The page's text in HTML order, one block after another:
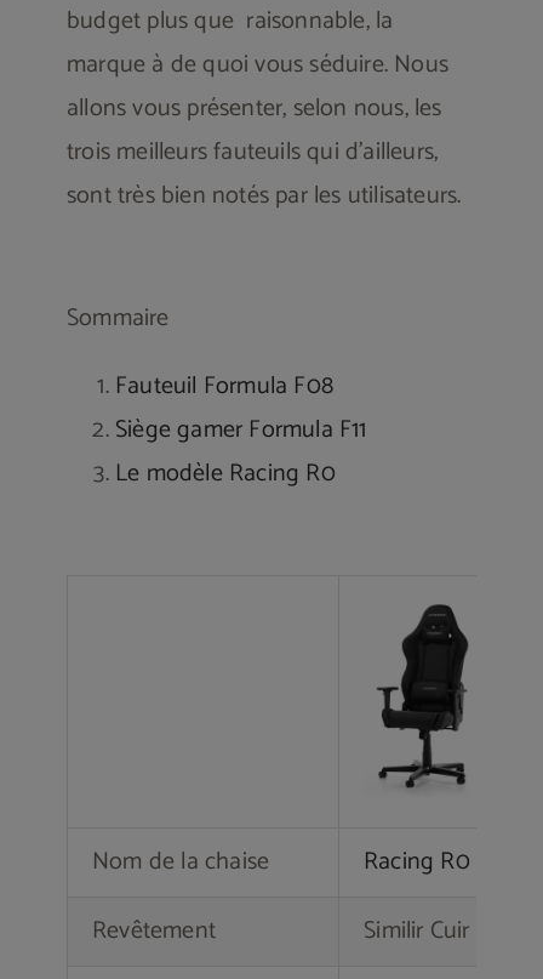
budget plus que raisonnable, la
marque à de quoi vous séduire. Nous
allons vous présenter, selon nous, les
trois meilleurs fauteuils qui d’ailleurs,
sont très bien notés par les utilisateurs.
Sommaire
Fauteuil Formula F08
Siège gamer Formula F11
Le modèle Racing R0
Nom de la chaise Racing R0
Revêtement
Similir Cuir